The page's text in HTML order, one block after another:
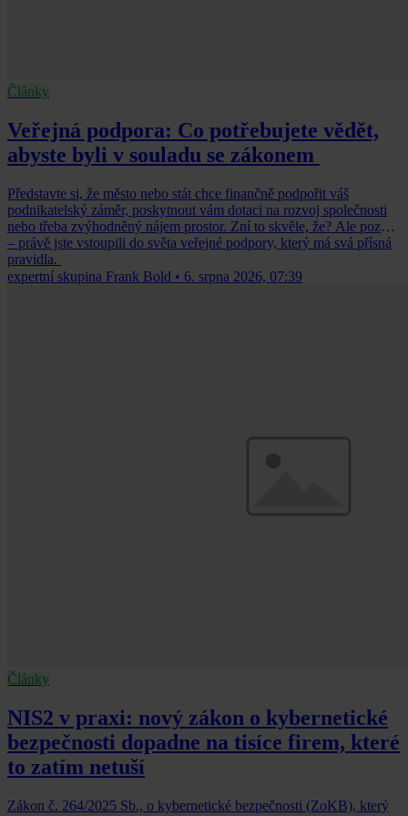
Články
Veřejná podpora: Co potřebujete vědět,
abyste byli v souladu se zákonem
Představte si, že město nebo stát chce finančně podpořit váš
podnikatelský záměr, poskytnout vám dotaci na rozvoj společnosti
nebo třeba zvýhodněný nájem prostor. Zní to skvěle, že? Ale pozor
– právě jste vstoupili do světa veřejné podpory, který má svá přísná
pravidla.
expertní skupina Frank Bold • 6. srpna 2026, 07:39
Články
NIS2 v praxi: nový zákon o kybernetické
bezpečnosti dopadne na tisíce firem, které
to zatím netuší
Zákon č. 264/2025 Sb., o kybernetické bezpečnosti (ZoKB), který